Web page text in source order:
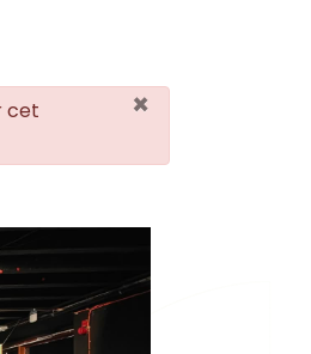
×
cet